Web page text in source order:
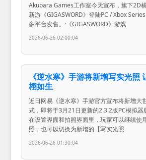
Akupara Games工作室今天宣布，旗下2D
新游《GIGASWORD》登陆PC / Xbox
多平台发售。·《GIGASWORD》游戏
2026-06-26 02:00:04
《逆水寒》手游将新增写实光照
栩如生
近日网易《逆水寒》手游官方宣布将新增大
式，即将于3月21日更新的2.3.2版PC模拟器
在设置界面和拍照界面里，玩家可以继续使
照，也可以切换为新增的【写实光照
2026-06-26 01:30:04